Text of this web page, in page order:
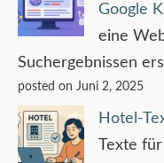
Google
eine
Suchergebnissen
posted on Juni 2, 2025
Hotel-
Texte